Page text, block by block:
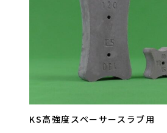
KS高強度スペーサースラブ用